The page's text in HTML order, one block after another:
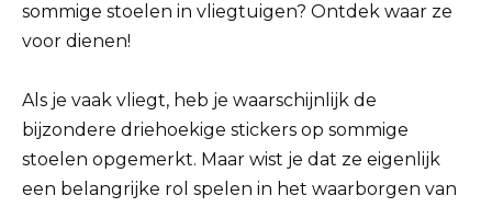
sommige stoelen in vliegtuigen? Ontdek waar ze
voor dienen!
Als je vaak vliegt, heb je waarschijnlijk de
bijzondere driehoekige stickers op sommige
stoelen opgemerkt. Maar wist je dat ze eigenlijk
een belangrijke rol spelen in het waarborgen van